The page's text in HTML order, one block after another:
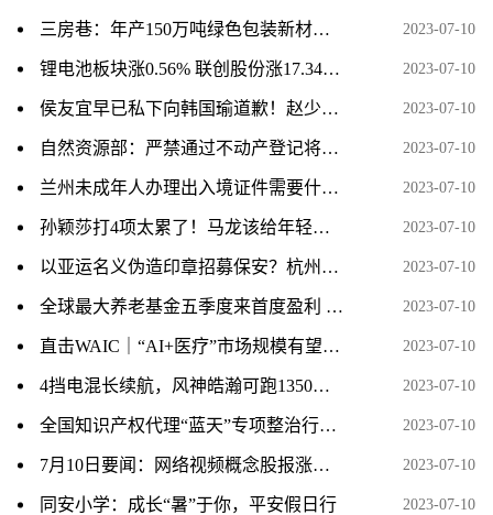
三房巷：年产150万吨绿色包装新材料项目投产试运行 2023-07-10
锂电池板块涨0.56% 联创股份涨17.34%居首 2023-07-10
侯友宜早已私下向韩国瑜道歉！赵少康曝黄复兴党部两人互动细节 2023-07-10
自然资源部：严禁通过不动产登记将违法用地合法化 2023-07-10
兰州未成年人办理出入境证件需要什么手续？ 2023-07-10
孙颖莎打4项太累了！马龙该给年轻人让位，刘国梁又不锻炼新人 2023-07-10
以亚运名义伪造印章招募保安？杭州上城警方：犯罪嫌疑人已被刑拘 2023-07-10
全球最大养老基金五季度来首度盈利 Q1增持苹果、英伟达、特斯拉 2023-07-10
直击WAIC｜“AI+医疗”市场规模有望突破300亿，如何推动创新成果从“实验室”走进“应用场”？ 2023-07-10
4挡电混长续航，风神皓瀚可跑1350公里 2023-07-10
全国知识产权代理“蓝天”专项整治行动现场推进活动在广州举办 2023-07-10
7月10日要闻：网络视频概念股报涨，华谊兄弟涨近5% 2023-07-10
同安小学：成长“暑”于你，平安假日行 2023-07-10